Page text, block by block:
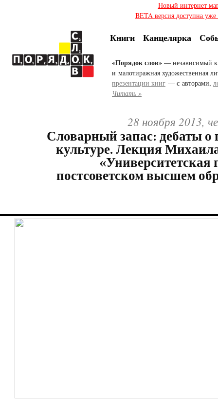
Новый интернет
BETA версия доступна
Книги Канцелярка
«Порядок слов» — независимый
и малотиражная художественная
презентации книг — с авторами,
Читать »
28 ноября 2013,
Словарный запас: дебаты о
культуре. Лекция
«Университетская
постсоветском высшем